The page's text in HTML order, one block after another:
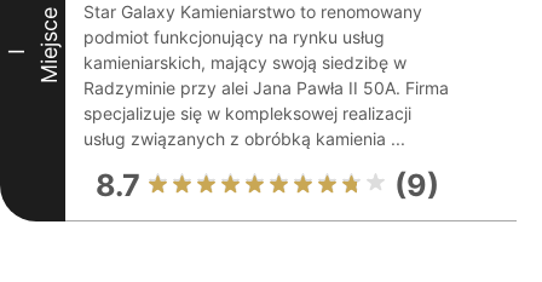
I Miejsce
Star Galaxy Kamieniarstwo to renomowany
podmiot funkcjonujący na rynku usług
kamieniarskich, mający swoją siedzibę w
Radzyminie przy alei Jana Pawła II 50A. Firma
specjalizuje się w kompleksowej realizacji
usług związanych z obróbką kamienia ...
8.7 (9)